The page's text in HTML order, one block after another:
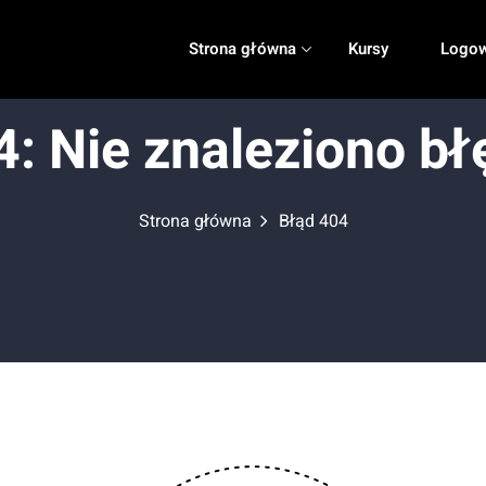
Strona główna Kursy
Nie znaleziono
Strona główna Błąd 404